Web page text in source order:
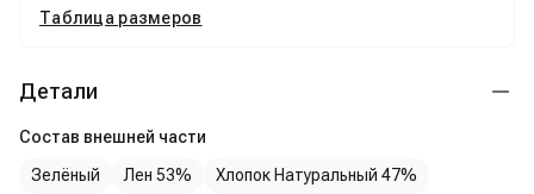
Таблица размеров
Детали
Состав внешней части
Зелёный
Лен 53% Хлопок Натуральный 47%